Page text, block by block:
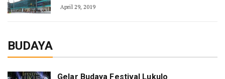
April 29, 2019
BUDAYA
Gelar Budaya Festival Lukulo